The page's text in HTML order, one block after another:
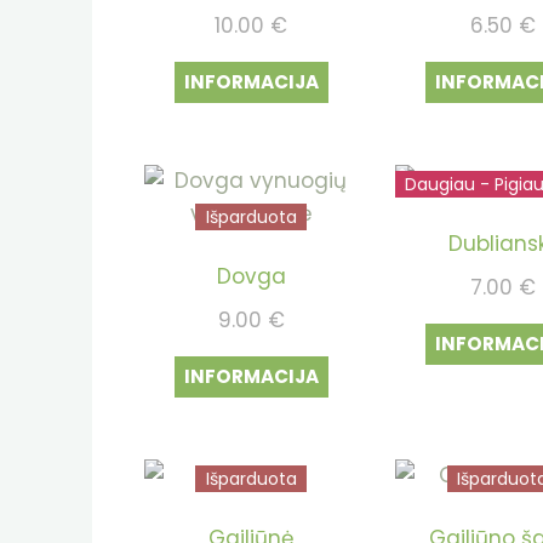
10.00 €
INFORMACIJA
6.50 €
Išparduota
Dovga
9.00 €
INFORMACIJA
Išparduota
Daugiau - Pigiau
7.00 €
Išparduota